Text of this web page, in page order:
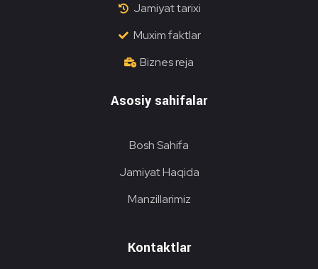
Jamiyat tarixi
Muxim faktlar
Biznes reja
Asosiy sahifalar
Bosh Sahifa
Jamiyat Haqida
Manzillarimiz
Kontaktlar